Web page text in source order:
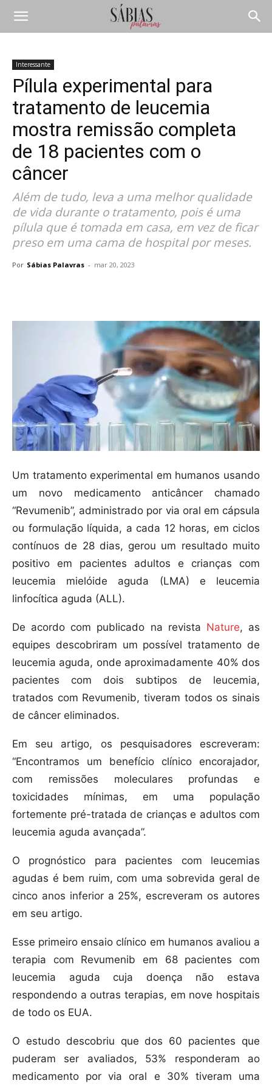
Interessante
Pílula experimental para
tratamento de leucemia
mostra remissão completa
de 18 pacientes com o
câncer
Além de tudo, leva a uma melhor qualidade
de vida durante o tratamento, pois é uma
pílula que é tomada em casa, em vez de ficar
preso em uma cama de hospital por meses.
Por Sábias Palavras - mar 20, 2023
Um tratamento experimental em humanos usando
um novo medicamento anticâncer chamado
“Revumenib”, administrado por via oral em cápsula
ou formulação líquida, a cada 12 horas, em ciclos
contínuos de 28 dias, gerou um resultado muito
positivo em pacientes adultos e crianças com
leucemia mielóide aguda (LMA) e leucemia
linfocítica aguda (ALL).
De acordo com publicado na revista Nature, as
equipes descobriram um possível tratamento de
leucemia aguda, onde aproximadamente 40% dos
pacientes com dois subtipos de leucemia,
tratados com Revumenib, tiveram todos os sinais
de câncer eliminados.
Em seu artigo, os pesquisadores escreveram:
“Encontramos um benefício clínico encorajador,
com remissões moleculares profundas e
toxicidades mínimas, em uma população
fortemente pré-tratada de crianças e adultos com
leucemia aguda avançada”.
O prognóstico para pacientes com leucemias
agudas é bem ruim, com uma sobrevida geral de
cinco anos inferior a 25%, escreveram os autores
em seu artigo.
Esse primeiro ensaio clínico em humanos avaliou a
terapia com Revumenib em 68 pacientes com
leucemia aguda cuja doença não estava
respondendo a outras terapias, em nove hospitais
de todo os EUA.
O estudo descobriu que dos 60 pacientes que
puderam ser avaliados, 53% responderam ao
medicamento por via oral e 30% tiveram uma